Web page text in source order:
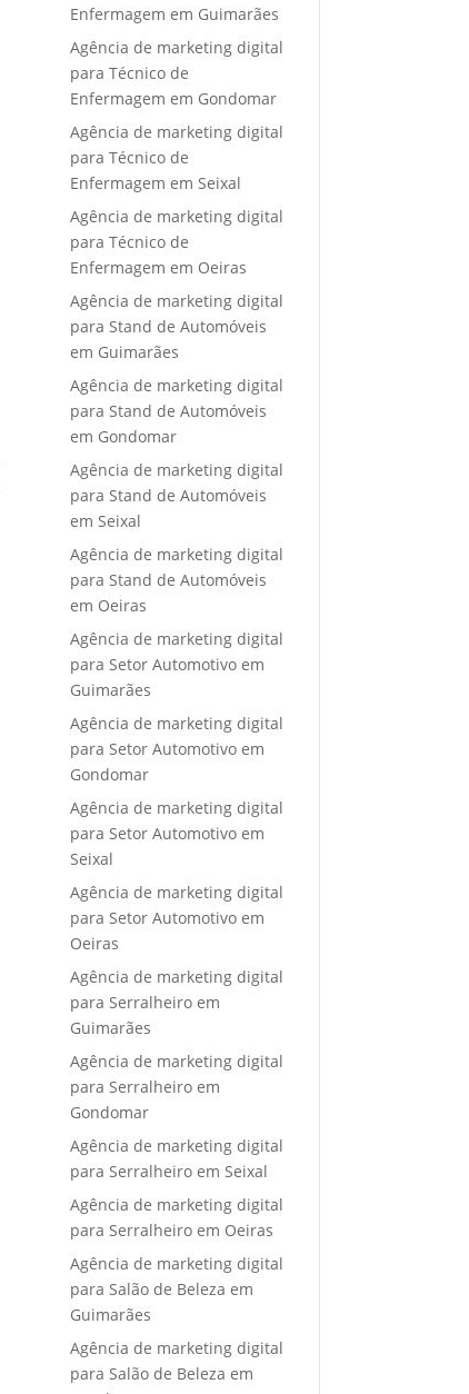
Enfermagem em Guimarães
Agência de marketing digital
para Técnico de
Enfermagem em Gondomar
Agência de marketing digital
para Técnico de
Enfermagem em Seixal
Agência de marketing digital
para Técnico de
Enfermagem em Oeiras
Agência de marketing digital
para Stand de Automóveis
em Guimarães
Agência de marketing digital
para Stand de Automóveis
em Gondomar
Agência de marketing digital
para Stand de Automóveis
em Seixal
Agência de marketing digital
para Stand de Automóveis
em Oeiras
Agência de marketing digital
para Setor Automotivo em
Guimarães
Agência de marketing digital
para Setor Automotivo em
Gondomar
Agência de marketing digital
para Setor Automotivo em
Seixal
Agência de marketing digital
para Setor Automotivo em
Oeiras
Agência de marketing digital
para Serralheiro em
Guimarães
Agência de marketing digital
para Serralheiro em
Gondomar
Agência de marketing digital
para Serralheiro em Seixal
Agência de marketing digital
para Serralheiro em Oeiras
Agência de marketing digital
para Salão de Beleza em
Guimarães
Agência de marketing digital
para Salão de Beleza em